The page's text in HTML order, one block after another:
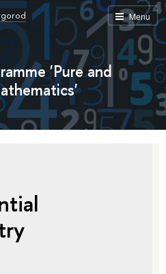
Menu
'Pure and